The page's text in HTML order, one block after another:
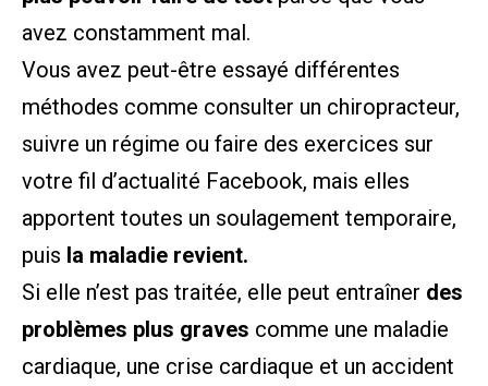
avez constamment mal.
Vous avez peut-être essayé différentes
méthodes comme consulter un chiropracteur,
suivre un régime ou faire des exercices sur
votre fil d’actualité Facebook, mais elles
apportent toutes un soulagement temporaire,
puis la maladie revient.
Si elle n’est pas traitée, elle peut entraîner des
problèmes plus graves comme une maladie
cardiaque, une crise cardiaque et un accident